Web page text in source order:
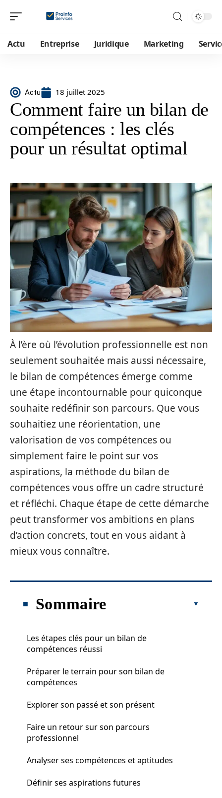
Actu Entreprise Juridique Marketing
Actu 18 juillet 2025
Comment faire un bilan de
compétences : les clés
pour un résultat optimal
À l’ère où l’évolution professionnelle est non
seulement souhaitée mais aussi nécessaire,
le bilan de compétences émerge comme
une étape incontournable pour quiconque
souhaite redéfinir son parcours. Que vous
souhaitiez une réorientation, une
valorisation de vos compétences ou
simplement faire le point sur vos
aspirations, la méthode du bilan de
compétences vous offre un cadre structuré
et réfléchi. Chaque étape de cette démarche
peut transformer vos ambitions en plans
d’action concrets, tout en vous aidant à
mieux vous connaître.
Sommaire
Les étapes clés pour un bilan de
compétences réussi
Préparer le terrain pour son bilan de
compétences
Explorer son passé et son présent
Faire un retour sur son parcours
professionnel
Analyser ses compétences et aptitudes
Définir ses aspirations futures